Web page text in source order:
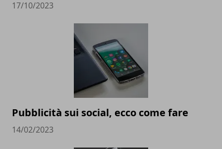
17/10/2023
Pubblicità sui social, ecco come fare
14/02/2023